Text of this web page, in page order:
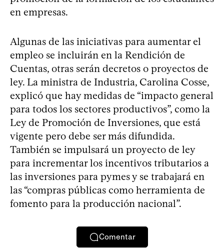
en empresas.
Algunas de las iniciativas para aumentar el
empleo se incluirán en la Rendición de
Cuentas, otras serán decretos o proyectos de
ley. La ministra de Industria, Carolina Cosse,
explicó que hay medidas de “impacto general
para todos los sectores productivos”, como la
Ley de Promoción de Inversiones, que está
vigente pero debe ser más difundida.
También se impulsará un proyecto de ley
para incrementar los incentivos tributarios a
las inversiones para pymes y se trabajará en
las “compras públicas como herramienta de
fomento para la producción nacional”.
Comentar